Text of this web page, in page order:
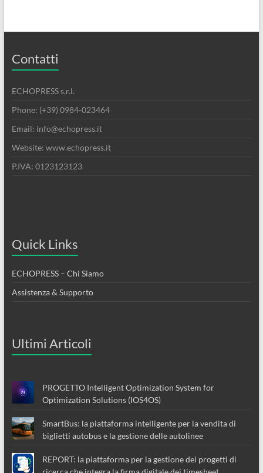
Contatti
ECHOPRESS s.r.l.
Phone: (+39) 0984-023464
Email: info@echopress.it
Website: www.echopress.it
P.IVA: 0123123123
Quick Links
ECHOPRESS – Chi Siamo
Assistenza & Supporto
Ultimi Articoli
PROGETTO Intelligent Optimization System for
Optimization Solutions (IOS4OS)
SmartBus: la piattaforma intelligente per la vendita di
biglietti autobus e la gestione delle autolinee
REPORT: la piattaforma per la gestione dei progetti di